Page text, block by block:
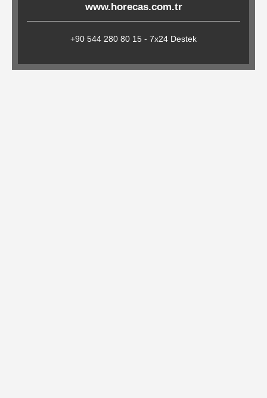
Servislerwww.horecas.com.tr
+90 544 280 80 15 - 7x24 Destek